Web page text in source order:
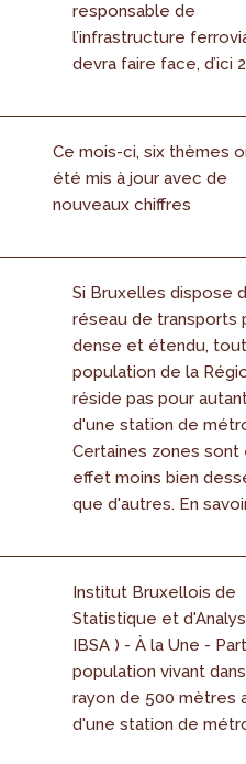
responsable de
l’infrastructure
devra faire face, d’ici
Ce mois-ci, six thèmes
été mis à jour avec de
nouveaux chiffres
Si Bruxelles dispose
réseau de transports
dense et étendu,
population de la
réside pas pour
d'une station de
Certaines zones sont
effet moins bien
que d'autres. En
Institut Bruxellois de
Statistique et
IBSA ) - À la Une -
population vivant
rayon de 500 mètres
d'une station de